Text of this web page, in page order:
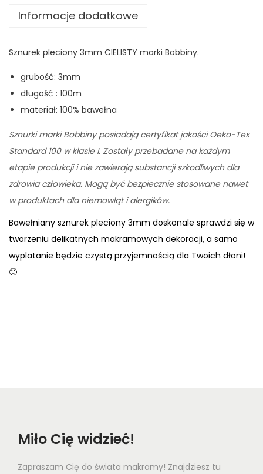
Informacje dodatkowe
Sznurek pleciony 3mm CIELISTY marki Bobbiny.
grubość: 3mm
długość : 100m
materiał: 100% bawełna
Sznurki marki Bobbiny posiadają certyfikat jakości Oeko-Tex
Standard 100 w klasie I. Zostały przebadane na każdym
etapie produkcji i nie zawierają substancji szkodliwych dla
zdrowia człowieka. Mogą być bezpiecznie stosowane nawet
w produktach dla niemowląt i alergików.
Bawełniany sznurek pleciony 3mm doskonale sprawdzi się w
tworzeniu delikatnych makramowych dekoracji, a samo
wyplatanie będzie czystą przyjemnością dla Twoich dłoni!
🙂
Miło Cię widzieć!
Zapraszam Cię do świata makramy! Znajdziesz tu